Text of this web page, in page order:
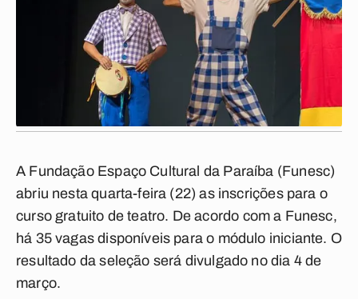
A Fundação Espaço Cultural da Paraíba (Funesc)
abriu nesta quarta-feira (22) as inscrições para o
curso gratuito deteatro. De acordo com a Funesc,
há 35 vagas disponíveis para o módulo iniciante. O
resultado da seleção será divulgado no dia 4 de
março.